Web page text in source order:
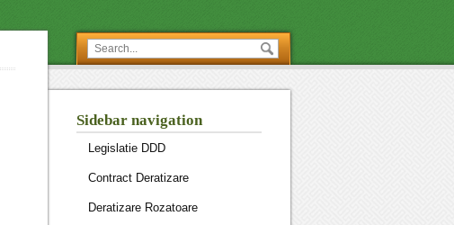
Sidebar navigation
Legislatie DDD
Contract Deratizare
Deratizare Rozatoare